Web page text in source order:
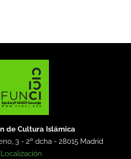
de Cultura Islámica
3 - 2º dcha -28015 Madrid
Localización